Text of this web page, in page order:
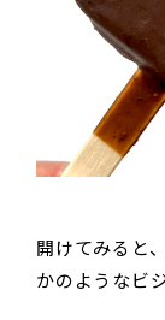
開けてみると
かのようなビ